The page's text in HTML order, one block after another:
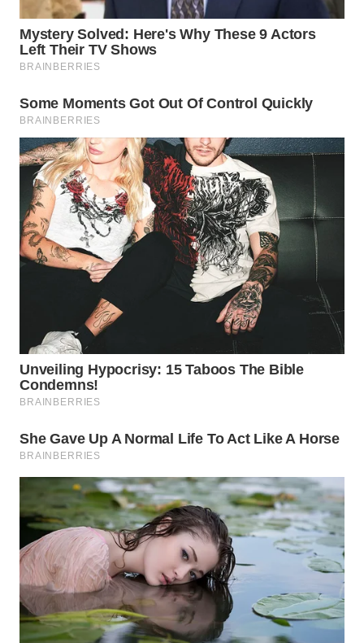
WN
SERIBU
TANGERANG
WN
BINJAI
WN
CIREBON
WN
INDRAMAYU
KUNINGAN
WN
MAJALENGKA
WN
SUBANG
WN
SUKABUMI
WN
PURWAKARTA
WN